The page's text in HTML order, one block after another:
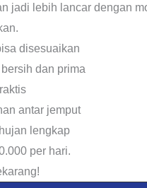
jadi lebih lancar dengan
disesuaikan
dan prima
antar jemput
lengkap
per hari.